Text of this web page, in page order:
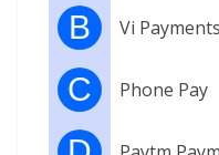
B Vi
C Phone Pay